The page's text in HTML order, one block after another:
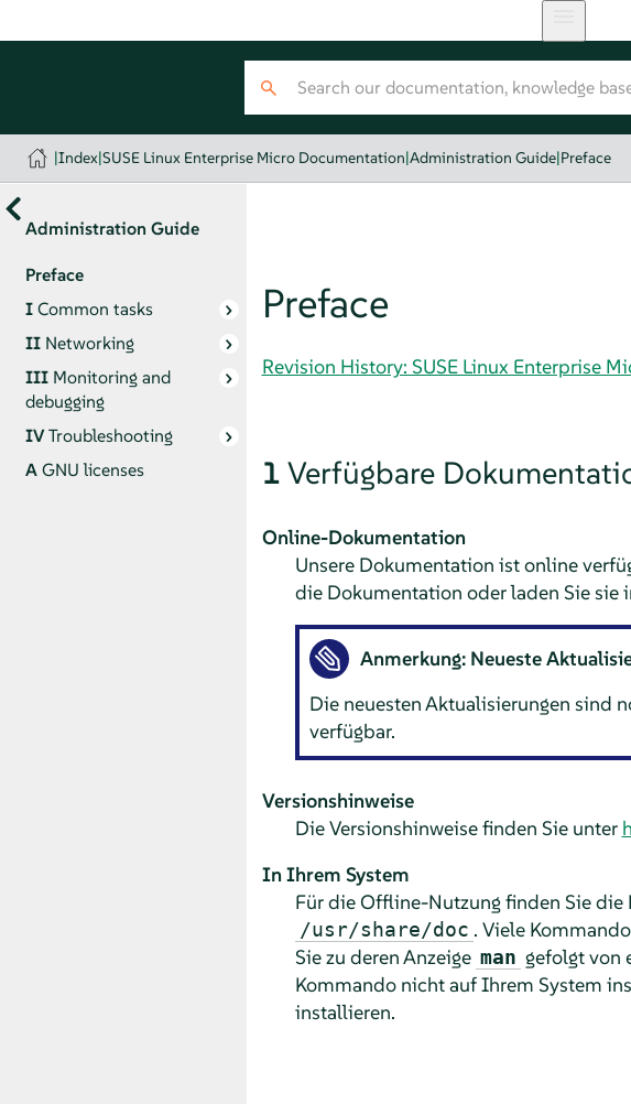
|Index|SUSE Linux Enterprise Micro Documentation|Administration Guide|Preface
Administration Guide
Preface
ICommon tasks
II Networking
III Monitoring and
debugging
IVTroubleshooting
AGNU licenses
Preface
Revision History: SUSE Linux Enterprise
1 Verfügbare
Online-Dokumentation
Unsere Dokumentation ist online
die Dokumentation oder laden Sie sie
Anmerkung: Neueste
Die neuesten Aktualisierungen sind
verfügbar.
Versionshinweise
Die Versionshinweise finden Sie unter
In Ihrem System
Für die Offline-Nutzung finden Sie
/usr/share/doc . Viele
Sie zu deren Anzeige man gefolgt von
Kommando nicht auf Ihrem System
installieren.